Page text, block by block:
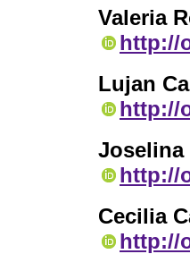
Valeria
http://
Lujan
http://
Joselina
http://
Cecilia
http://